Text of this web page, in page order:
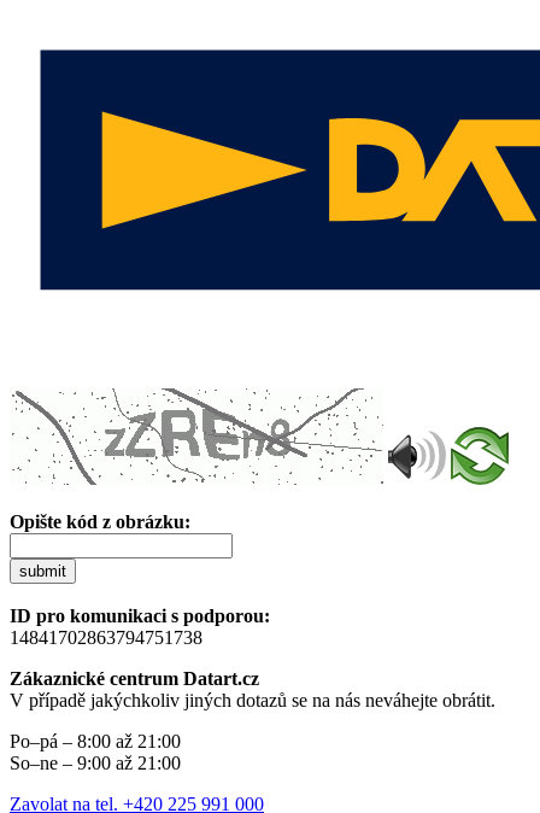
Opište kód z obrázku:
submit
ID pro komunikaci s podporou:
14841702863794751738
Zákaznické centrum Datart.cz
V případě jakýchkoliv jiných dotazů se na nás neváhejte obrátit.
Po–pá – 8:00 až 21:00
So–ne – 9:00 až 21:00
Zavolat na tel. +420 225 991 000